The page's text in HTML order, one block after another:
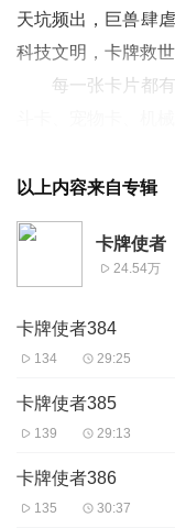
天坑频出，巨兽肆
科技文明，卡牌救
每一张卡片都有
绿巨人系列套卡，
气弹系列套卡中，
冰河巨龙系列宠
龙鲲。
疾风卡+低级魔心
疾风剑魔之心+鬼
黏油卡＋火球卡
...
鬼灵卡＋骷髅卡
以上内容来自专辑
卡牌使者
24.54万
卡牌使者384
134 29:25
卡牌使者385
139 29:13
卡牌使者386
135 30:37